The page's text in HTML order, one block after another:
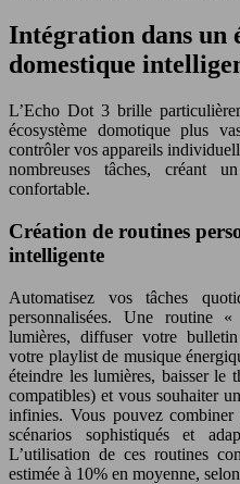
Intégration dans un
domestique
L’Echo Dot 3 brille
écosystème domotique plus
contrôler vos appareils
nombreuses tâches, créant
confortable.
Création de routines
intelligente
Automatisez vos tâches
personnalisées. Une routine
lumières, diffuser votre
votre playlist de musique
éteindre les lumières, baisser le
compatibles) et vous souhaiter
infinies. Vous pouvez
scénarios sophistiqués et
L’utilisation de ces routines
estimée à 10% en moyenne,